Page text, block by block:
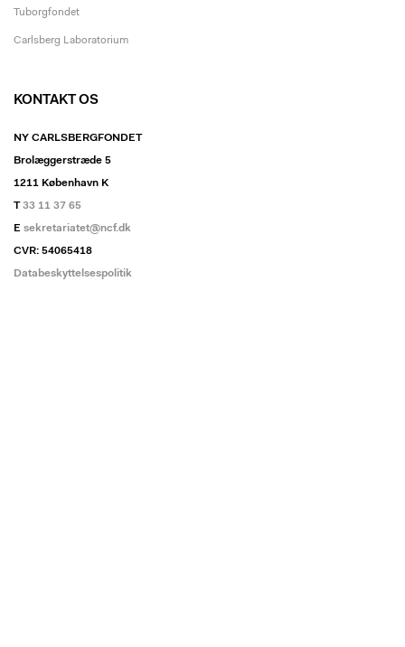
Tuborgfondet
Carlsberg Laboratorium
KONTAKT OS
NY CARLSBERGFONDET
Brolæggerstræde 5
1211 København K
T33 11 37 65
E sekretariatet@ncf.dk
CVR: 54065418
Databeskyttelsespolitik